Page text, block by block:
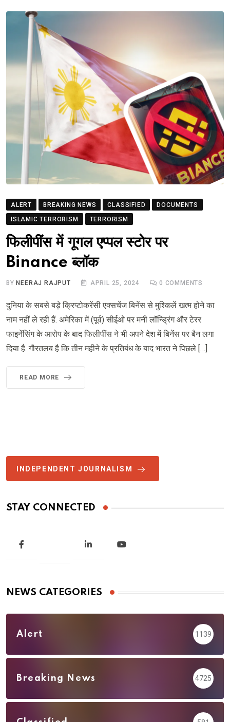
ALERT BREAKING NEWS CLASSIFIED
DOCUMENTS
ISLAMIC TERRORISM
TERRORISM
फिलीपींस में गूगल एप्पल स्टोर पर
Binance ब्लॉक
BY NEERAJ RAJPUT APRIL 25, 2024 0 COMMENTS
दुनिया के सबसे बड़े क्रिप्टोकरेंसी एक्सचेंज बिनेंस से मुश्किलें खत्म होने का
नाम नहीं ले रही हैं. अमेरिका में (पूर्व) सीईओ पर मनी लॉन्ड्रिंग और टेरर
फाइनेंसिंग के आरोप के बाद फिलीपींस ने भी अपने देश में बिनेंस पर बैन लगा
दिया है. गौरतलब है कि तीन महीने के प्रतिबंध के बाद भारत ने पिछले […]
READ MORE
INDEPENDENT JOURNALISM
STAY CONNECTED
NEWS CATEGORIES
Alert 1139
Breaking News 4725